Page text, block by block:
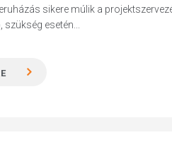
sikere múlik a
esetén...